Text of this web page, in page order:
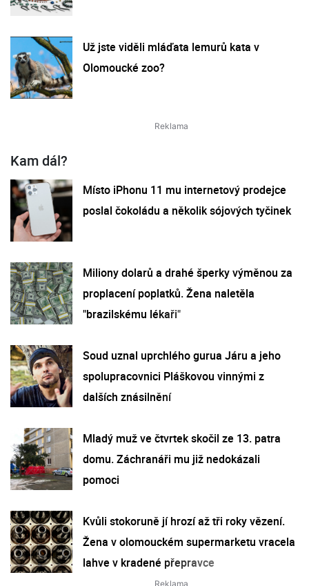
Už jste viděli mláďata lemurů kata v
Olomoucké zoo?
Kam dál?
Místo iPhonu 11 mu internetový prodejce
poslal čokoládu a několik sójových tyčinek
Miliony dolarů a drahé šperky výměnou za
proplacení poplatků. Žena naletěla
"brazilskému lékaři"
Soud uznal uprchlého gurua Járu a jeho
spolupracovnici Pláškovou vinnými z
dalších znásilnění
Mladý muž ve čtvrtek skočil ze 13. patra
domu. Záchranáři mu již nedokázali
pomoci
Kvůli stokoruně jí hrozí až tři roky vězení.
Žena v olomouckém supermarketu vracela
lahve v kradené přepravce